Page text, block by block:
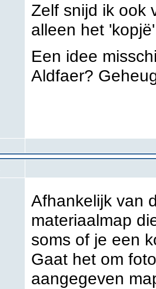
Zelf snijd ik ook
alleen het
Een idee
Aldfaer?
Afhankelijk van
materiaalmap
soms of je een
Gaat het om
aangegeven